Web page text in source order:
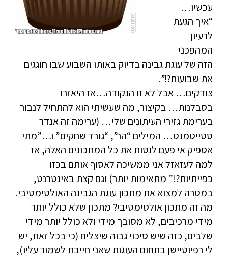
עכשיו…
“איך הגעת
לרעיון
המהפכני
הזה של עוגת גבינה בדיוק באותו השבוע שבו חוגגים
את שבועות?!”.
צודקים… אבל לא זו הנקודה…אז היאזרו
בסבלנות… בקיצור, מה שעשיתי הוא להתחיל לנבור
בערימת גזירי העיתונים שלי… (ערימה זה אנדר
סטייטמנט… המילים “הר”, “גורד שחקים” ו…”מתי
אספיק אי פעם לנסות את כל המתכונים האלה, אז
למה לעזאזל אני ממשיכה לאסוף אותם בכזו
כפייתיות?!” מתאימות יותר) וגם קצת באינטרנט,
במטרה למצוא את מתכון עוגת הגבינה האולטימטיבי.
מה זה מתכון אולטימטיבי? מתכון שלא כולל יותר
מידי מרכיבים, לא מסובך מידי ולא כולל יותר מידי
שלבים, כזה שיש סיכוי גבוה שיצליח (כי בכל זאת, יש
לי רפיוטיישן בתחום העוגות שאני חייבת לשמור עליו),